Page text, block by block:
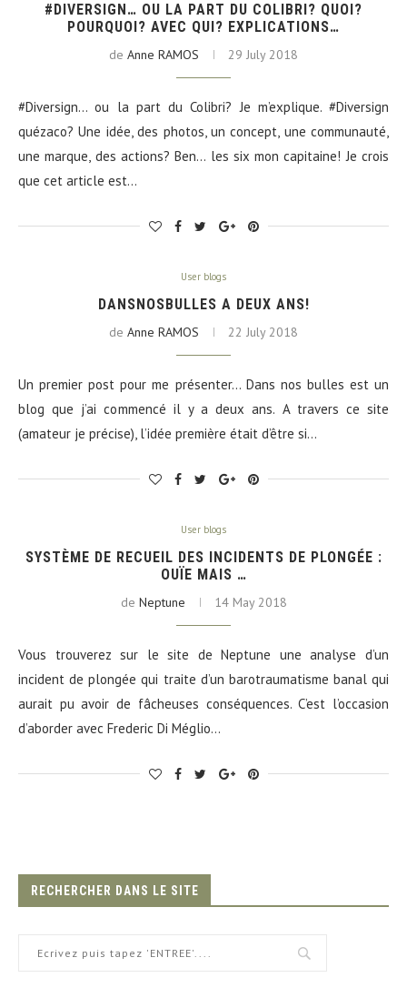
#DIVERSIGN… OU LA PART DU COLIBRI? QUOI?
POURQUOI? AVEC QUI? EXPLICATIONS…
de Anne RAMOS 29 July 2018
#Diversign… ou la part du Colibri? Je m’explique. #Diversign
quézaco? Une idée, des photos, un concept, une communauté,
une marque, des actions? Ben… les six mon capitaine! Je crois
que cet article est…
User blogs
DANSNOSBULLES A DEUX ANS!
de Anne RAMOS 22 July 2018
Un premier post pour me présenter… Dans nos bulles est un
blog que j’ai commencé il y a deux ans. A travers ce site
(amateur je précise), l’idée première était d’être si…
User blogs
SYSTÈME DE RECUEIL DES INCIDENTS DE PLONGÉE :
OUÏE MAIS …
de Neptune 14 May 2018
Vous trouverez sur le site de Neptune une analyse d’un
incident de plongée qui traite d’un barotraumatisme banal qui
aurait pu avoir de fâcheuses conséquences. C’est l’occasion
d’aborder avec Frederic Di Méglio…
RECHERCHER DANS LE SITE